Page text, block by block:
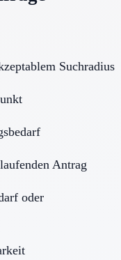
Suchradius
Antrag
oder